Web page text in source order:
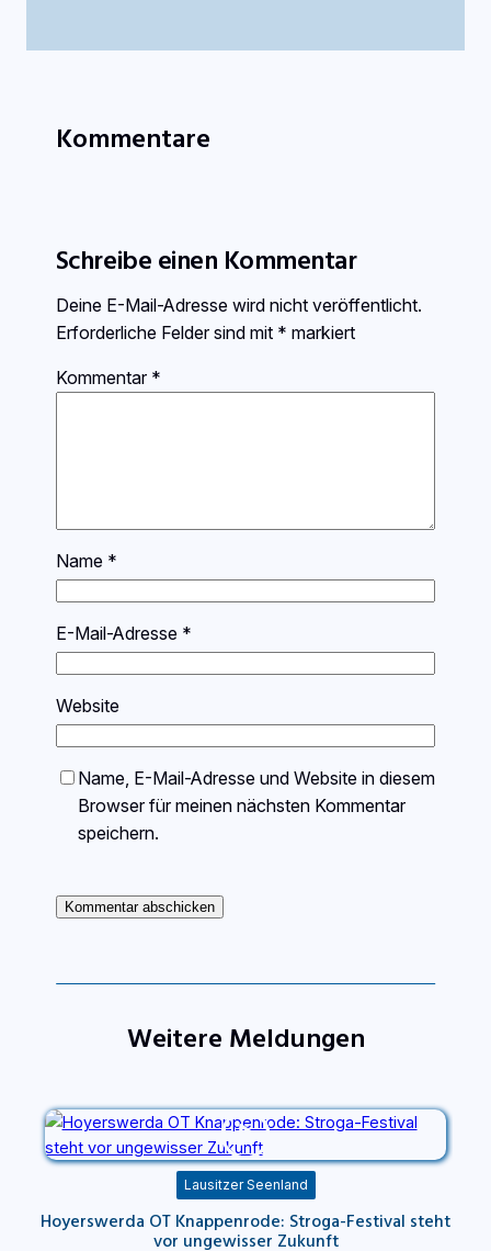
Kommentare
Schreibe einen Kommentar
Deine E-Mail-Adresse wird nicht veröffentlicht.
Erforderliche Felder sind mit * markiert
Kommentar *
Name *
E-Mail-Adresse *
Website
Name, E-Mail-Adresse und Website in diesem
Browser für meinen nächsten Kommentar
speichern.
Weitere Meldungen
Lausitzer Seenland
Hoyerswerda OT Knappenrode: Stroga-Festival steht
vor ungewisser Zukunft